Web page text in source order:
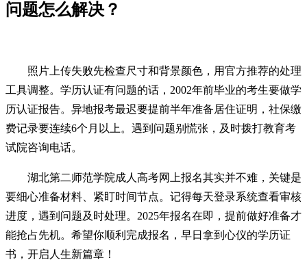
问题怎么解决？
照片上传失败先检查尺寸和背景颜色，用官方推荐的处理
工具调整。学历认证有问题的话，2002年前毕业的考生要做学
历认证报告。异地报考最迟要提前半年准备居住证明，社保缴
费记录要连续6个月以上。遇到问题别慌张，及时拨打教育考
试院咨询电话。
湖北第二师范学院成人高考网上报名其实并不难，关键是
要细心准备材料、紧盯时间节点。记得每天登录系统查看审核
进度，遇到问题及时处理。2025年报名在即，提前做好准备才
能抢占先机。希望你顺利完成报名，早日拿到心仪的学历证
书，开启人生新篇章！